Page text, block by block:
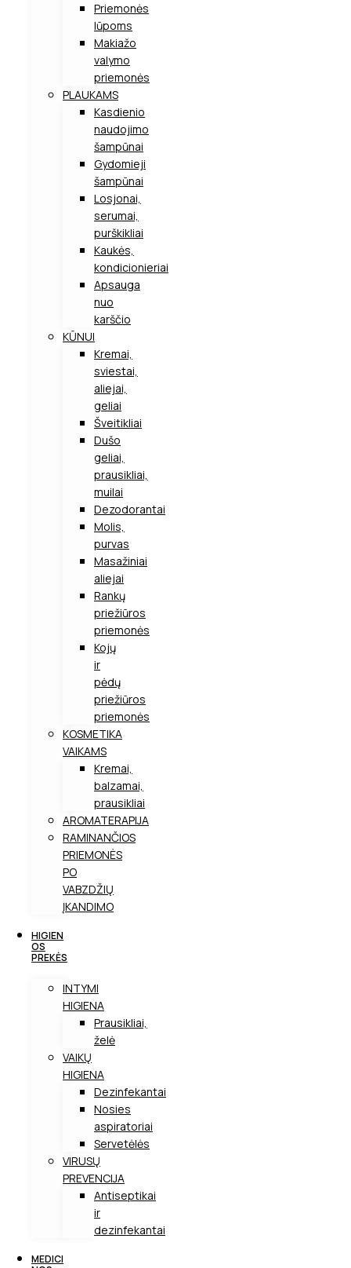
Priemonės
lūpoms
Makiažo
valymo
priemonės
PLAUKAMS
Kasdienio
naudojimo
šampūnai
Gydomieji
šampūnai
Losjonai,
serumai,
purškikliai
Kaukės,
kondicionieriai
Apsauga
nuo
karščio
KŪNUI
Kremai,
sviestai,
aliejai,
geliai
Šveitikliai
Dušo
geliai,
prausikliai,
muilai
Dezodorantai
Molis,
purvas
Masažiniai
aliejai
Rankų
priežiūros
priemonės
Kojų
ir
pėdų
priežiūros
priemonės
KOSMETIKA
VAIKAMS
Kremai,
balzamai,
prausikliai
AROMATERAPIJA
RAMINANČIOS
PRIEMONĖS
PO
VABZDŽIŲ
ĮKANDIMO
HIGIEN
OS
PREKĖS
INTYMI
HIGIENA
Prausikliai,
želė
VAIKŲ
HIGIENA
Dezinfekantai
Nosies
aspiratoriai
Servetėlės
VIRUSŲ
PREVENCIJA
Antiseptikai
ir
dezinfekantai
MEDICI